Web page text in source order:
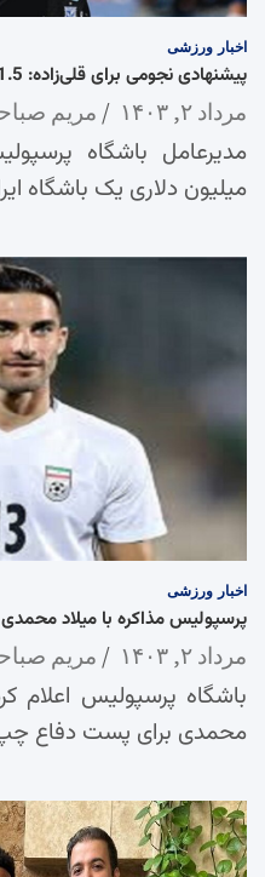
اخبار ورزشی
پیشنهادی نجومی برای قلی‌زاده: 1.5 میلیون دلار برای یک بازیکن ایرانی!
مرداد ۲, ۱۴۰۳ مریم
میلیون دلاری یک باشگاه
اخبار ورزشی
پرسپولیس مذاکره با میلاد
مرداد ۲, ۱۴۰۳ مریم
باشگاه پرسپولیس اعلام
محمدی برای پست دفاع